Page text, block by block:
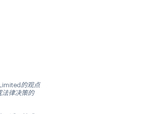
的观点
法律决策的